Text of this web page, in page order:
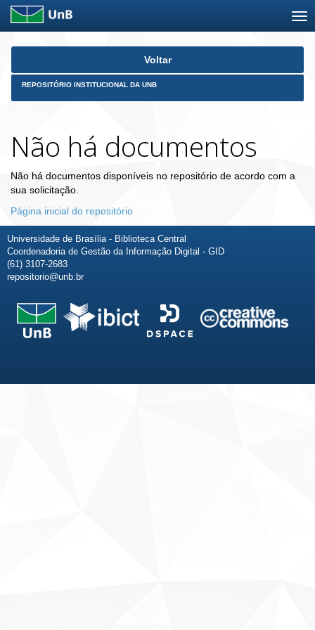
Skip
Voltar
REPOSITÓRIO INSTITUCIONAL DA UNB
Não há documentos
Não há documentos disponíveis no repositório de acordo com a
sua solicitação.
Página inicial do repositório
Universidade de Brasília - Biblioteca Central
Coordenadoria de Gestão da Informação Digital - GID
(61) 3107-2683
repositorio@unb.br